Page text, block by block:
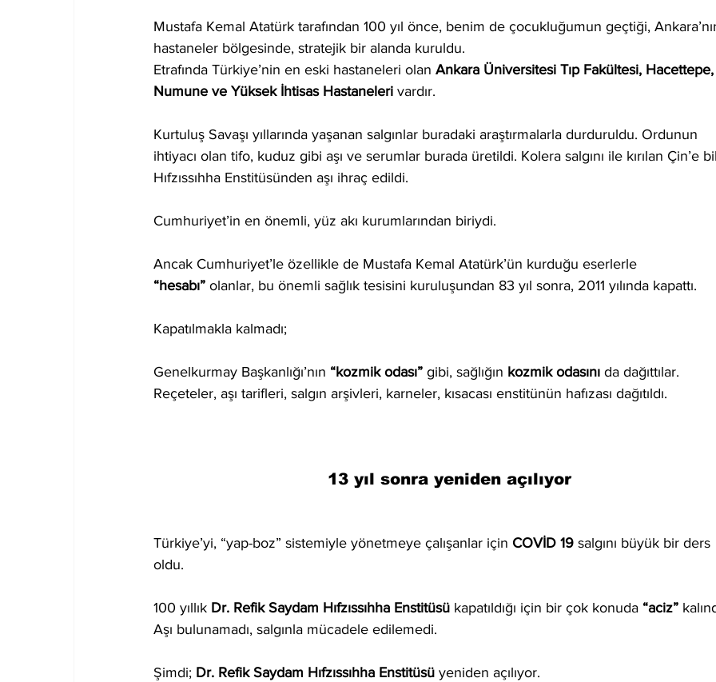
Mustafa Kemal Atatürk tarafından 100 yıl önce, benim de çocukluğumun geçtiği,
hastaneler bölgesinde, stratejik bir alanda kuruldu.
Etrafında Türkiye’nin en eski hastaneleri olan Ankara Üniversitesi Tıp Fakültesi,
Numune ve Yüksek İhtisas Hastaneleri vardır.
Kurtuluş Savaşı yıllarında yaşanan salgınlar buradaki araştırmalarla durduruldu. Ordunun
ihtiyacı olan tifo, kuduz gibi aşı ve serumlar burada üretildi. Kolera salgını ile kırılan Çin’e
Hıfzıssıhha Enstitüsünden aşı ihraç edildi.
Cumhuriyet’in en önemli, yüz akı kurumlarından biriydi.
Ancak Cumhuriyet’le özellikle de Mustafa Kemal Atatürk’ün kurduğu eserlerle
“hesabı” olanlar, bu önemli sağlık tesisini kuruluşundan 83 yıl sonra, 2011 yılında kapattı.
Kapatılmakla kalmadı;
Genelkurmay Başkanlığı’nın “kozmik odası” gibi, sağlığın kozmik odasını da dağıttılar.
Reçeteler, aşı tarifleri, salgın arşivleri, karneler, kısacası enstitünün hafızası dağıtıldı.
13 yıl sonra yeniden açılıyor
Türkiye’yi, “yap-boz” sistemiyle yönetmeye çalışanlar için COVİD 19 salgını büyük bir ders
oldu.
100 yıllık Dr. Refik Saydam Hıfzıssıhha Enstitüsü kapatıldığı için bir çok konuda “aciz”
Aşı bulunamadı, salgınla mücadele edilemedi.
Şimdi; Dr. Refik Saydam Hıfzıssıhha Enstitüsü yeniden açılıyor.